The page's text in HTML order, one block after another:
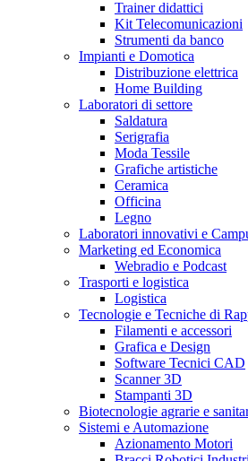
Trainer didattici
Kit Telecomunicazioni
Strumenti da banco
Impianti e Domotica
Distribuzione elettrica
Home Building
Laboratori di settore
Saldatura
Serigrafia
Moda Tessile
Grafiche artistiche
Ceramica
Officina
Legno
Laboratori innovativi e
Marketing ed Economica
Webradio e Podcast
Trasporti e logistica
Logistica
Tecnologie e Tecniche di
Filamenti e accessori
Grafica e Design
Software Tecnici CAD
Scanner 3D
Stampanti 3D
Biotecnologie agrarie e
Sistemi e Automazione
Azionamento Motori